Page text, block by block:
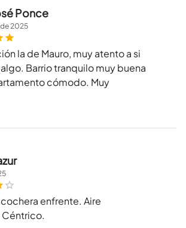
Ponce
de2025
la de Mauro, muy atento a si
Barrio tranquilo muy buena
cómodo. Muy
enfrente. Aire